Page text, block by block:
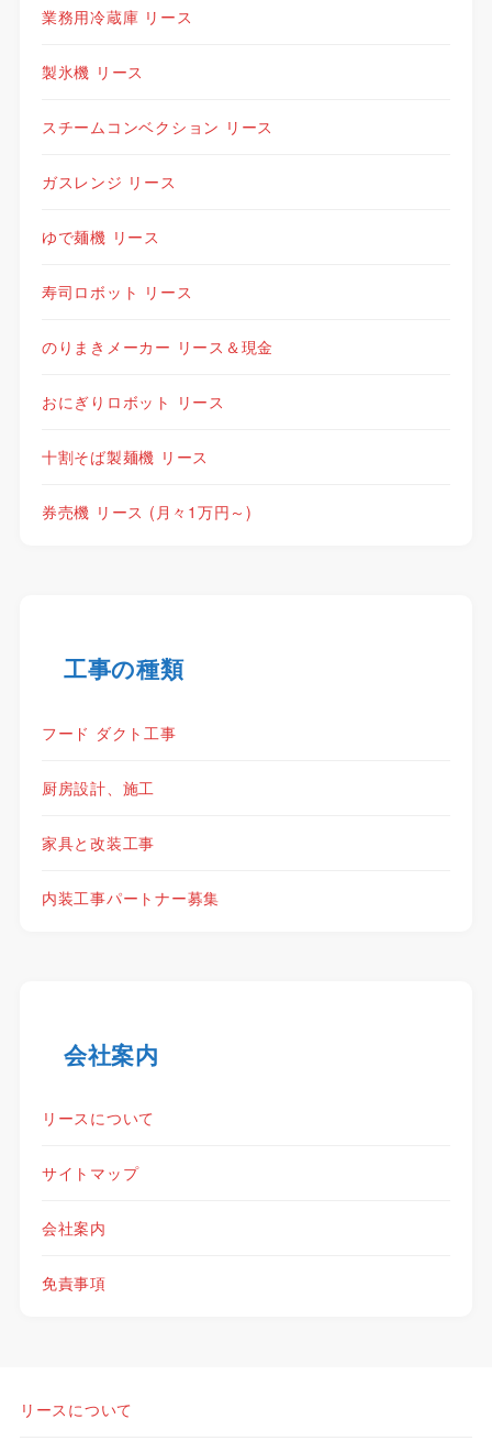
業務用冷蔵庫 リース
製氷機 リース
スチームコンベクション リース
ガスレンジ リース
ゆで麺機 リース
寿司ロボット リース
のりまきメーカー リース＆現金
おにぎりロボット リース
十割そば製麺機 リース
券売機 リース (月々1万円～)
工事の種類
フード ダクト工事
厨房設計、施工
家具と改装工事
内装工事パートナー募集
会社案内
リースについて
サイトマップ
会社案内
免責事項
リースについて